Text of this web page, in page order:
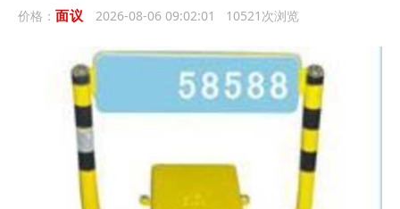
价格： 面议 2026-08-06 09:02:01 10521次浏览